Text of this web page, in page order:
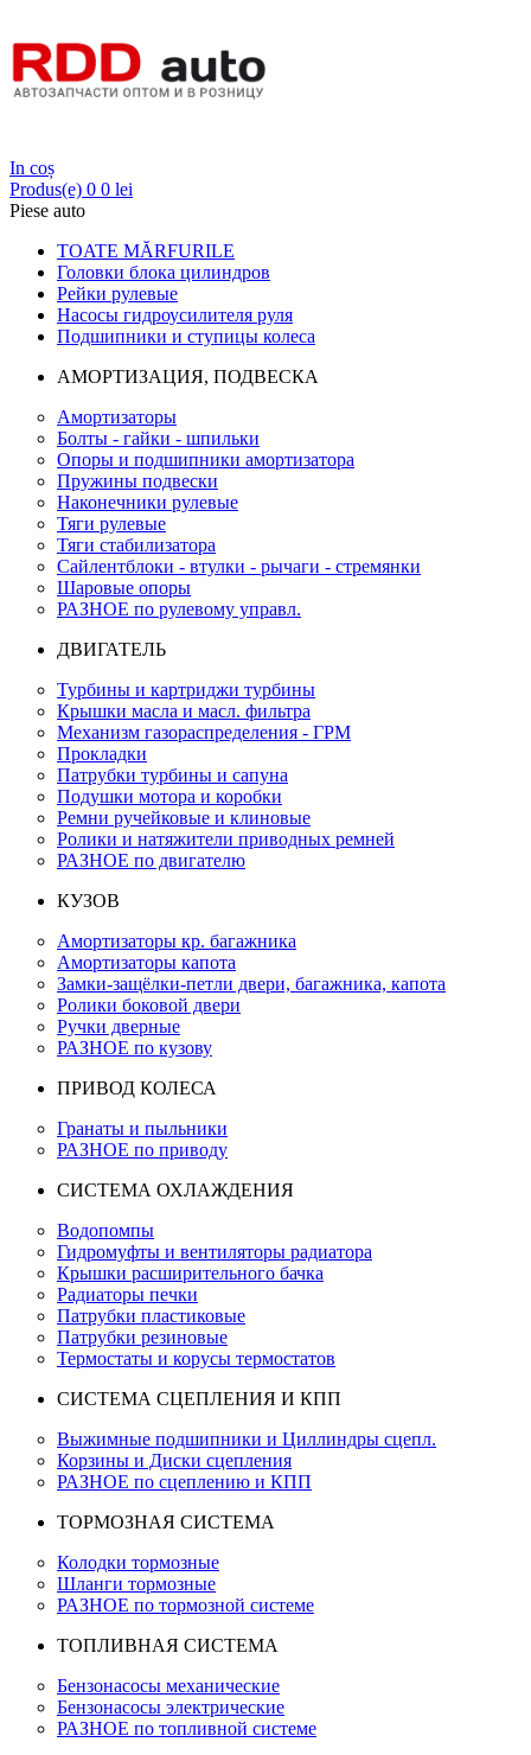
In coș
Produs(e) 0 0 lei
Piese auto
TOATE MĂRFURILE
Головки блока цилиндров
Рейки рулевые
Насосы гидроусилителя руля
Подшипники и ступицы колеса
АМОРТИЗАЦИЯ, ПОДВЕСКА
Амортизаторы
Болты - гайки - шпильки
Опоры и подшипники амортизатора
Пружины подвески
Наконечники рулевые
Тяги рулевые
Тяги стабилизатора
Сайлентблоки - втулки - рычаги - стремянки
Шаровые опоры
РАЗНОЕ по рулевому управл.
ДВИГАТЕЛЬ
Турбины и картриджи турбины
Крышки масла и масл. фильтра
Механизм газораспределения - ГРМ
Прокладки
Патрубки турбины и сапуна
Подушки мотора и коробки
Ремни ручейковые и клиновые
Ролики и натяжители приводных ремней
РАЗНОЕ по двигателю
КУЗОВ
Амортизаторы кр. багажника
Амортизаторы капота
Замки-защёлки-петли двери, багажника, капота
Ролики боковой двери
Ручки дверные
РАЗНОЕ по кузову
ПРИВОД КОЛЕСА
Гранаты и пыльники
РАЗНОЕ по приводу
СИСТЕМА ОХЛАЖДЕНИЯ
Водопомпы
Гидромуфты и вентиляторы радиатора
Крышки расширительного бачка
Радиаторы печки
Патрубки пластиковые
Патрубки резиновые
Термостаты и корусы термостатов
СИСТЕМА СЦЕПЛЕНИЯ И КПП
Выжимные подшипники и Циллиндры сцепл.
Корзины и Диски сцепления
РАЗНОЕ по сцеплению и КПП
ТОРМОЗНАЯ СИСТЕМА
Колодки тормозные
Шланги тормозные
РАЗНОЕ по тормозной системе
ТОПЛИВНАЯ СИСТЕМА
Бензонасосы механические
Бензонасосы электрические
РАЗНОЕ по топливной системе